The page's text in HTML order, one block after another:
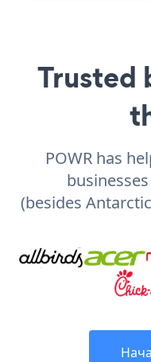
Trusted
POWR has
(besides